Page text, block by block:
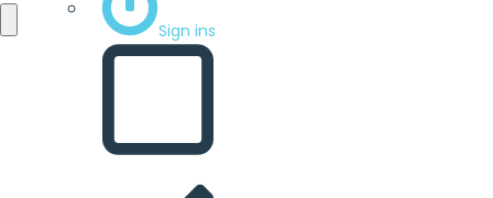
Sign ins